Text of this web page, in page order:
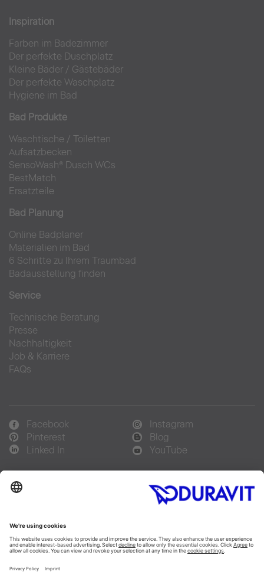
Inspiration
Farben im Badezimmer
Der perfekte Duschplatz
Kleine Bäder / Gästebäder
Der perfekte Waschplatz
Hygiene im Bad
Bad Produkte
Waschtische / Toiletten
Aufsatzbecken
SensoWash® Dusch WCs
BestMatch
Ersatzteile
Bad Planung
Online Badplaner
Materialien im Bad
6 Schritte zu Ihrem Traumbad
Badausstellung finden
Service
Technische Beratung
Presse
Nachhaltigkeit
Job & Karriere
FAQs
Facebook
Instagram
Pinterest
Blog
Linked In
YouTube
Sprachauswahl:
Français
Italiano